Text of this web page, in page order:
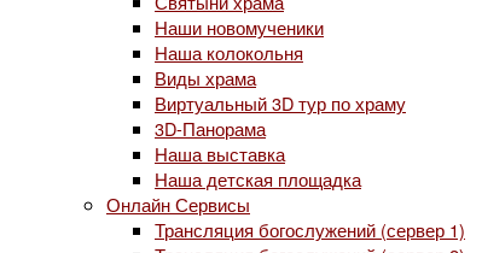
Наши новомученики
Наша колокольня
Виды храма
Виртуальный 3D тур по храму
3D-Панорама
Наша выставка
Наша детская площадка
Онлайн Сервисы
Трансляция богослужений (сервер 1)